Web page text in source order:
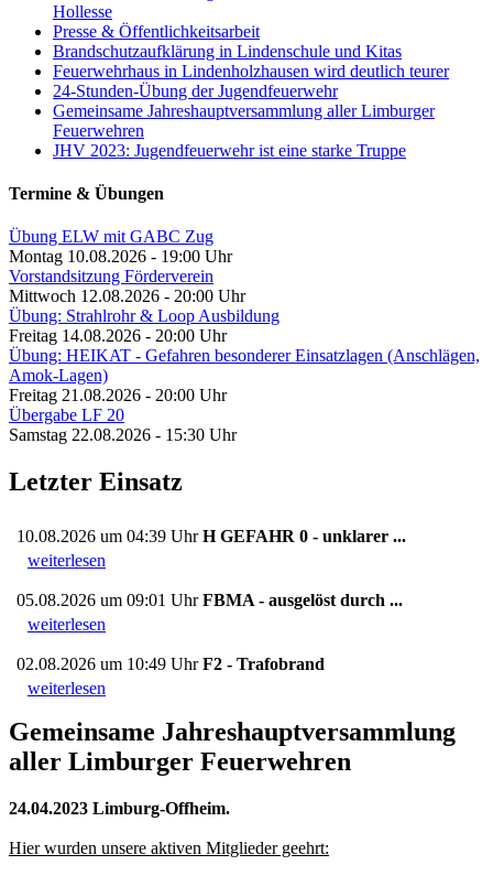
Hollesse
Presse & Öffentlichkeitsarbeit
Brandschutzaufklärung in Lindenschule und Kitas
Feuerwehrhaus in Lindenholzhausen wird deutlich teurer
24-Stunden-Übung der Jugendfeuerwehr
Gemeinsame Jahreshauptversammlung aller Limburger
Feuerwehren
JHV 2023: Jugendfeuerwehr ist eine starke Truppe
Termine & Übungen
Übung ELW mit GABC Zug
Montag 10.08.2026 - 19:00 Uhr
Vorstandsitzung Förderverein
Mittwoch 12.08.2026 - 20:00 Uhr
Übung: Strahlrohr & Loop Ausbildung
Freitag 14.08.2026 - 20:00 Uhr
Übung: HEIKAT - Gefahren besonderer Einsatzlagen (Anschlägen,
Amok-Lagen)
Freitag 21.08.2026 - 20:00 Uhr
Übergabe LF 20
Samstag 22.08.2026 - 15:30 Uhr
Letzter Einsatz
10.08.2026 um 04:39 UhrH GEFAHR 0 - unklarer ...
weiterlesen
05.08.2026 um 09:01 UhrFBMA - ausgelöst durch ...
weiterlesen
02.08.2026 um 10:49 UhrF2 - Trafobrand
weiterlesen
Gemeinsame Jahreshauptversammlung
aller Limburger Feuerwehren
24.04.2023 Limburg-Offheim.
Hier wurden unsere aktiven Mitglieder geehrt: